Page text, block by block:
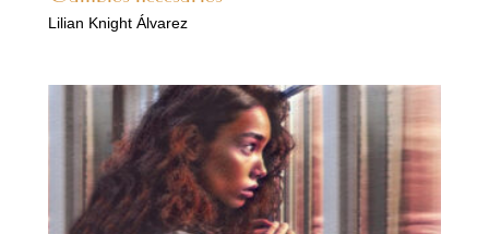
Lilian Knight Álvarez